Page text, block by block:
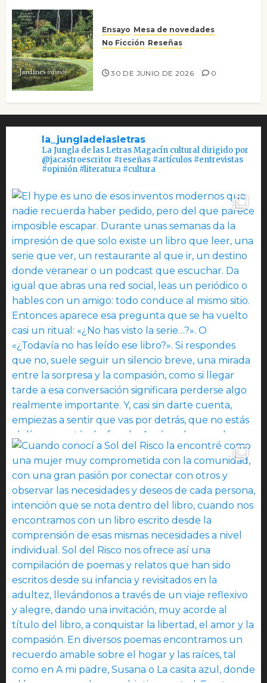
Ensayo Mesa de novedades
No Ficción Reseñas
30 DE JUNIO DE 2026 0
la_jungladelasletras
La Jungla de las Letras Magacín cultural dirigido por
@jacastroescritor #reseñas #artículos #entrevistas
#opinión #literatura #cultura